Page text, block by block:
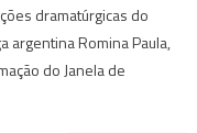
dramatúrgicas do
argentina Romina Paula,
do Janela de